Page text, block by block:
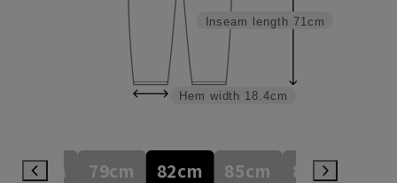
Inseam length 71cm
Hem width 18.4cm
76cm 79cm 82cm 85cm 88cm